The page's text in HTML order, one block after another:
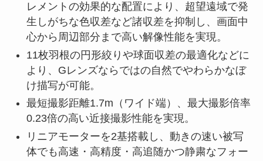
レメントの効果的な配置により、超望遠域で発
生しがちな色収差など諸収差を抑制し、画面中
心から周辺部分まで高い解像性能を実現。
11枚羽根の円形絞りや球面収差の最適化などに
より、Gレンズならではの自然でやわらかなぼ
け描写が可能。
最短撮影距離1.7m（ワイド端）、最大撮影倍率
0.23倍の高い近接撮影性能を実現。
リニアモーターを2基搭載し、動きの速い被写
体でも高速・高精度・高追随かつ静粛なフォー